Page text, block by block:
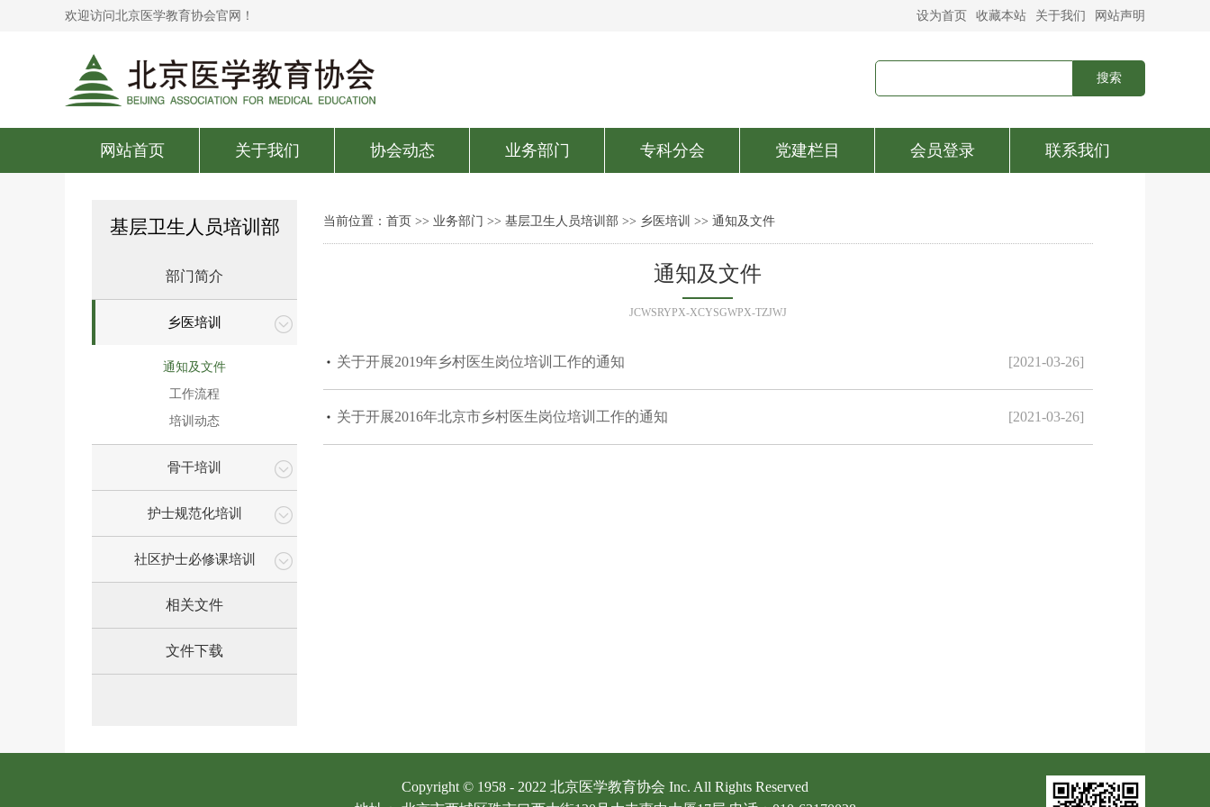
欢迎访问北京医学教育协会官网！ 设为首页 收藏本站 关于我们 网站声明
网站首页 关于我们 协会动态 业务部门 专科分会 党建栏目 会员登录 联系我们
基层卫生人员培训部
部门简介
乡医培训
通知及文件
工作流程
培训动态
骨干培训
护士规范化培训
社区护士必修课培训
相关文件
文件下载
当前位置： 首页>> 业务部门 >> 基层卫生人员培训部 >> 乡医培训 >> 通知及文件
通知及文件
JCWSRYPX-XCYSGWPX-TZJWJ
关于开展2019年乡村医生岗位培训工作的通知 [2021-03-26]
关于开展2016年北京市乡村医生岗位培训工作的通知 [2021-03-26]
Copyright © 1958 - 2022 北京医学教育协会 Inc. All Rights Reserved